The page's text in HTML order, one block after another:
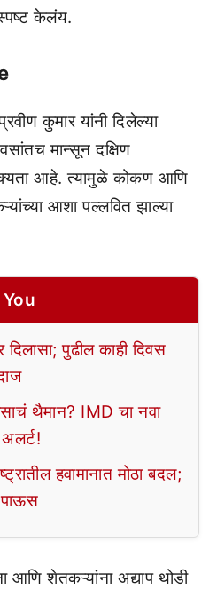
केलंय.
कुमार यांनी दिलेल्या
मान्सून दक्षिण
आहे. त्यामुळे कोकण आणि
आशा पल्लवित झाल्या
दिलासा; पुढील काही दिवस
थैमान? IMD चा नवा
हवामानात मोठा बदल;
पाऊस
आणि शेतकऱ्यांना अद्याप थोडी